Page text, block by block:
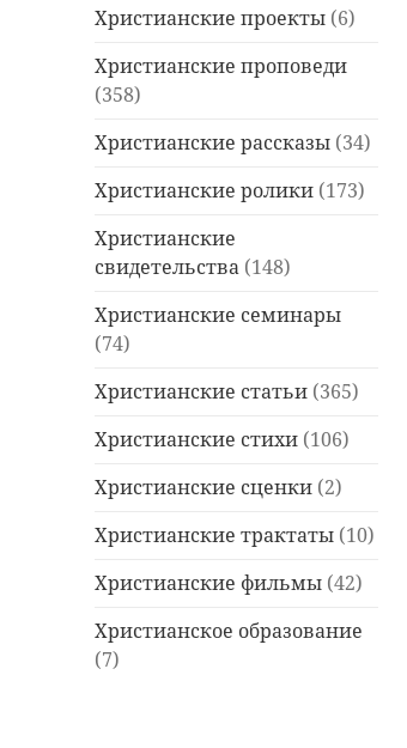
Христианские проекты (6)
Христианские проповеди
(358)
Христианские рассказы (34)
Христианские ролики (173)
Христианские
свидетельства (148)
Христианские семинары
(74)
Христианские статьи (365)
Христианские стихи (106)
Христианские сценки (2)
Христианские трактаты (10)
Христианские фильмы (42)
Христианское образование
(7)